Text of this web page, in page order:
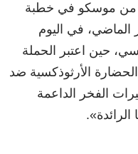
من موسكو في خطبة
6 مارس/ آذار الماضي، في اليوم
حين اعتبر الحملة
الأرثوذكسية ضد
الفخر الداعمة
»
.